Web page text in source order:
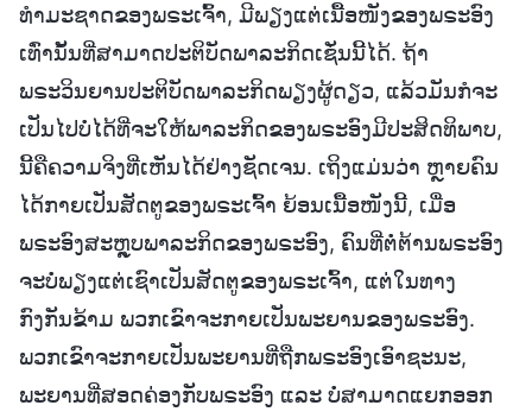
ທຳມະຊາດຂອງພຣະເຈົ້າ, ມີພຽງແຕ່ເນື້ອໜັງຂອງພຣະອົງ
ເທົ່ານັ້ນທີ່ສາມາດປະຕິບັດພາລະກິດເຊັ່ນນີ້ໄດ້. ຖ້າ
ພຣະວິນຍານປະຕິບັດພາລະກິດພຽງຜູ້ດຽວ, ແລ້ວມັນກໍຈະ
ເປັນໄປບໍ່ໄດ້ທີ່ຈະໃຫ້ພາລະກິດຂອງພຣະອົງມີປະສິດທິພາບ,
ນີ້ຄືຄວາມຈິງທີ່ເຫັນໄດ້ຢ່າງຊັດເຈນ. ເຖິງແມ່ນວ່າ ຫຼາຍຄົນ
ໄດ້ກາຍເປັນສັດຕູຂອງພຣະເຈົ້າ ຍ້ອນເນື້ອໜັງນີ້, ເມື່ອ
ພຣະອົງສະຫຼຸບພາລະກິດຂອງພຣະອົງ, ຄົນທີ່ຕໍ່ຕ້ານພຣະອົງ
ຈະບໍ່ພຽງແຕ່ເຊົາເປັນສັດຕູຂອງພຣະເຈົ້າ, ແຕ່ໃນທາງ
ກົງກັນຂ້າມ ພວກເຂົາຈະກາຍເປັນພະຍານຂອງພຣະອົງ.
ພວກເຂົາຈະກາຍເປັນພະຍານທີ່ຖືກພຣະອົງເອົາຊະນະ,
ພະຍານທີ່ສອດຄ່ອງກັບພຣະອົງ ແລະ ບໍ່ສາມາດແຍກອອກ